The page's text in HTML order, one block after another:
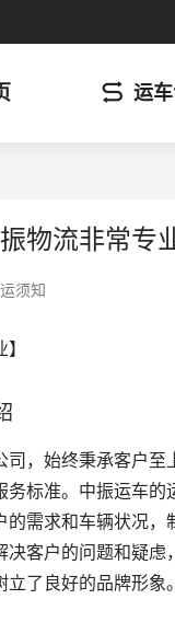
运
物流非常专业
须知
，始终秉承客户
标准。中振运车
需求和车辆状况
客户的问题和疑
了良好的品牌形象。